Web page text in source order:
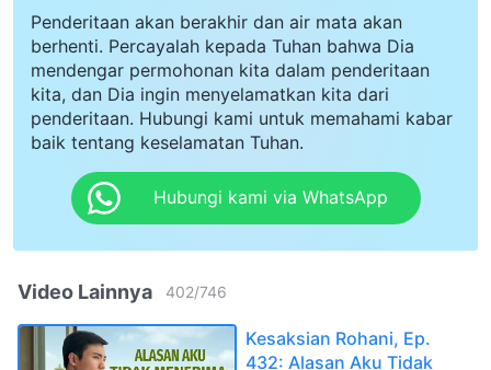
Penderitaan akan berakhir dan air mata akan
berhenti. Percayalah kepada Tuhan bahwa Dia
mendengar permohonan kita dalam penderitaan
kita, dan Dia ingin menyelamatkan kita dari
penderitaan. Hubungi kami untuk memahami kabar
baik tentang keselamatan Tuhan.
Hubungi kami via WhatsApp
Video Lainnya 402/746
Kesaksian Rohani, Ep.
432: Alasan Aku Tidak